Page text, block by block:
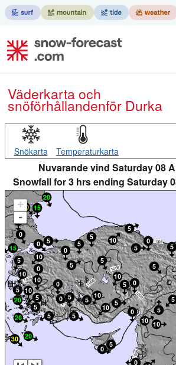
Väderkarta och
snöförhållandenför Durka
Snökarta Temperaturkarta
Nuvarande vind Saturday 08
Snowfall for 3 hrs ending Saturday
+
-